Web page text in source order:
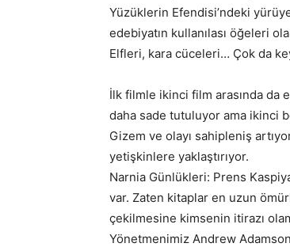
Yüzüklerin Efendisi’ndeki
edebiyatın kullanılası öğeleri
Elfleri, kara cüceleri… Çok da
İlk filmle ikinci film arasında da
daha sade tutuluyor ama ikinci
Gizem ve olayı sahipleniş
yetişkinlere yaklaştırıyor.
Narnia Günlükleri: Prens
var. Zaten kitaplar en uzun
çekilmesine kimsenin itirazı
Yönetmenimiz Andrew